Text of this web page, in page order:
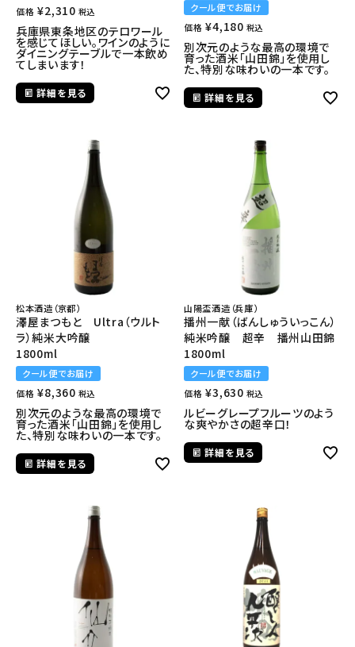
価格 ¥2,310 税込
兵庫県東条地区のテロワール
を感じてほしい。ワインのように
ダイニングテーブルで一本飲め
てしまいます！
詳細を見る
クール便でお届け
価格 ¥4,180 税込
別次元のような最高の環境で
育った酒米「山田錦」を使用し
た、特別な味わいの一本です。
詳細を見る
松本酒造（京都）
澤屋まつもと Ultra（ウルト
ラ）純米大吟醸
1800ml
クール便でお届け
価格 ¥8,360 税込
別次元のような最高の環境で
育った酒米「山田錦」を使用し
た、特別な味わいの一本です。
詳細を見る
山陽盃酒造（兵庫）
播州一献（ばんしゅういっこん）
純米吟醸 超辛 播州山田錦
1800ml
クール便でお届け
価格 ¥3,630 税込
ルビーグレープフルーツのよう
な爽やかさの超辛口！
詳細を見る